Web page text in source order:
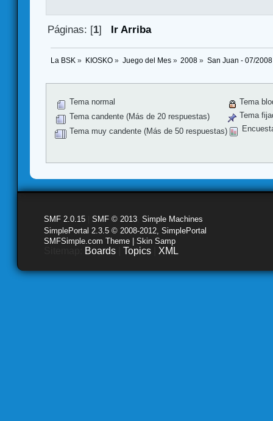
Páginas: [1] Ir Arriba
La BSK » KIOSKO» Juego del Mes» 2008 » San Juan - 07/2008
Tema normal
Tema candente (Más de 20 respuestas)
Tema muy candente (Más de 50 respuestas)
Tema
Tema
SMF 2.0.15 SMF © 2013 Simple Machines
SimplePortal 2.3.5 © 2008-2012, SimplePortal
SMFSimple.com Theme | Skin Samp
Boards Topics XML